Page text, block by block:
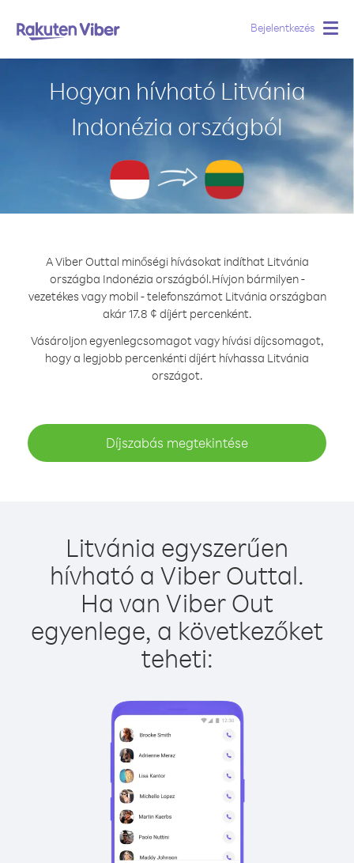
Bejelentkezés
Hogyan hívható Litvánia
Indonézia országból
A Viber Outtal minőségi hívásokat indíthat Litvánia
országba Indonézia országból.Hívjon bármilyen -
vezetékes vagy mobil - telefonszámot Litvánia országban
akár 17.8 ¢ díjért percenként.
Vásároljon egyenlegcsomagot vagy hívási díjcsomagot,
hogy a legjobb percenkénti díjért hívhassa Litvánia
országot.
Díjszabás megtekintése
Litvánia egyszerűen
hívható a Viber Outtal.
Ha van Viber Out
egyenlege, a következőket
teheti: